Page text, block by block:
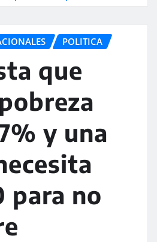
POLITICA
que
y una
para no